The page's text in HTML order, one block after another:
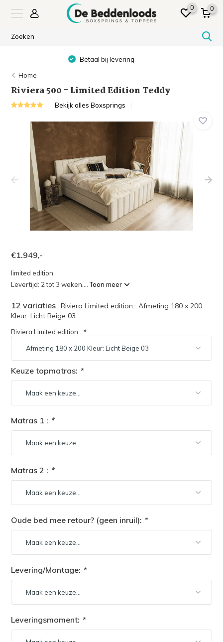
0 0
Showroom in SNEEK & ALMERE
Home
Riviera 500 - Limited Edition Teddy
Bekijk alles Boxsprings
€1.949,-
limited edition.
Levertijd: 2 tot 3 weken....Toon meer
12 variaties Riviera Limited edition : Afmeting 180 x 200
Kleur: Licht Beige 03
Riviera Limited edition : *
Keuze topmatras: *
Matras 1 : *
Matras 2 : *
Oude bed mee retour? (geen inruil): *
Levering/Montage: *
Leveringsmoment: *